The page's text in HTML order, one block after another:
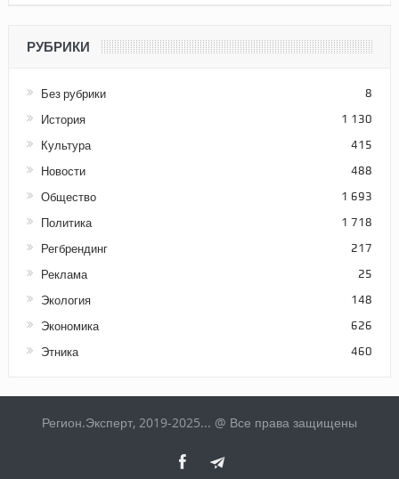
РУБРИКИ
Без рубрики 8
История 1 130
Культура 415
Новости 488
Общество 1 693
Политика 1 718
Регбрендинг 217
Реклама 25
Экология 148
Экономика 626
Этника 460
Регион.Эксперт, 2019-2025... @ Все права защищены